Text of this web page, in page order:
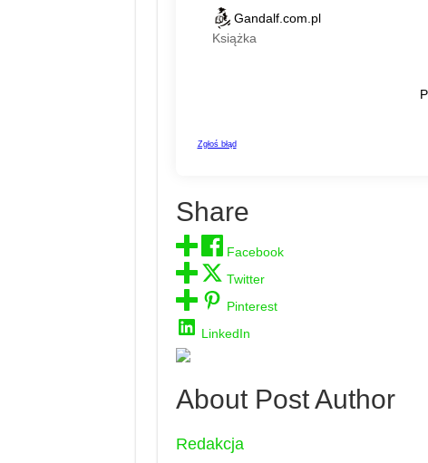
Share
Facebook
Twitter
Pinterest
LinkedIn
About Post Author
Redakcja